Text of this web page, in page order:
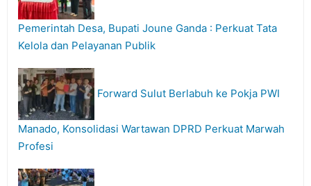
Pemerintah Desa, Bupati Joune Ganda : Perkuat Tata
Kelola dan Pelayanan Publik
Forward Sulut Berlabuh ke Pokja PWI
Manado, Konsolidasi Wartawan DPRD Perkuat Marwah
Profesi